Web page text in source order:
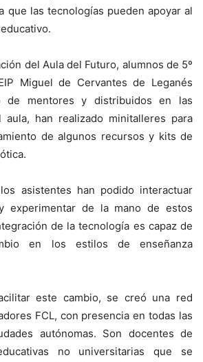
que las tecnologías pueden apoyar al
del Aula del Futuro, alumnos de 5º
Miguel de Cervantes de Leganés
de mentores y distribuidos en las
aula, han realizado minitalleres para
de algunos recursos y kits de
asistentes han podido interactuar
experimentar de la mano de estos
de la tecnología es capaz de
en los estilos de enseñanza
este cambio, se creó una red
FCL, con presencia en todas las
autónomas. Son docentes de
no universitarias que se